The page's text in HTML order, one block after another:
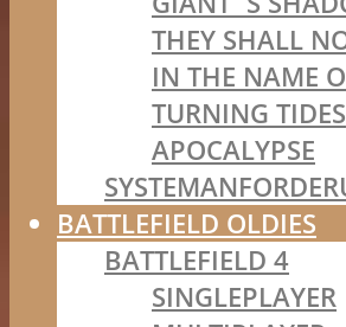
THEY SHALL
IN THE NAME
TURNING TIDES
APOCALYPSE
BATTLEFIELD OLDIES
BATTLEFIELD 4
SINGLEPLAYER